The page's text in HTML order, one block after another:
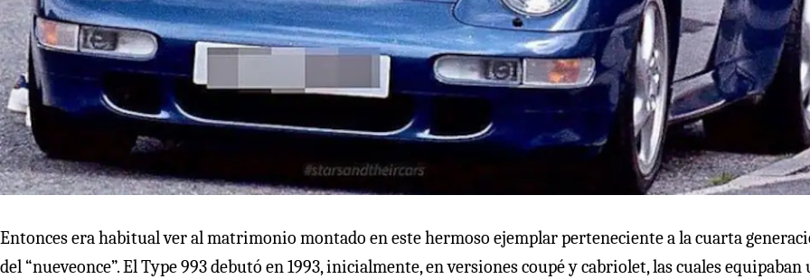
Entonces era habitual ver al matrimonio montado en este hermoso ejemplar perteneciente a la cuarta
del “nueveonce”. El Type 993 debutó en 1993, inicialmente, en versiones coupé y cabriolet, las cuales equipaban